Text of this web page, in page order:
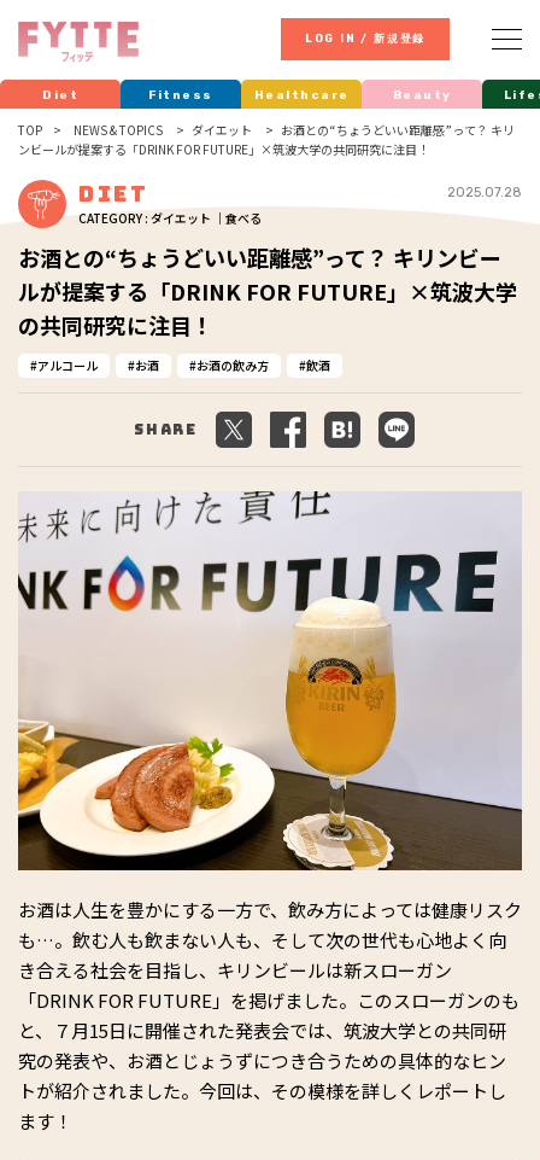
LOG IN / 新規登録
Diet Fitness Healthcare Beauty
TOP NEWS & TOPICS ダイエット
お酒との“ちょうどいい距離感”って？ キリ
ンビールが提案する「DRINK FOR FUTURE」×筑波大学の共同研究に注目！
Diet
CATEGORY : ダイエット ｜食べる
2025.07.28
お酒との“ちょうどいい距離感”って？ キリンビー
ルが提案する「DRINK FOR FUTURE」×筑波大学
の共同研究に注目！
アルコール お酒 お酒の飲み方 飲酒
Share
お酒は人生を豊かにする一方で、飲み方によっては健康リスク
も…。飲む人も飲まない人も、そして次の世代も心地よく向
き合える社会を目指し、キリンビールは新スローガン
「DRINK FOR FUTURE」を掲げました。このスローガンのも
と、７月15日に開催された発表会では、筑波大学との共同研
究の発表や、お酒とじょうずにつき合うための具体的なヒン
トが紹介されました。今回は、その模様を詳しくレポートし
ます！